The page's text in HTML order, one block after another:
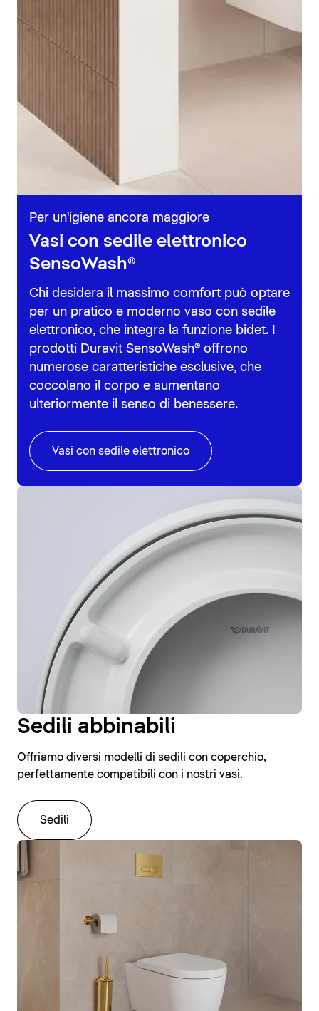
Per un'igiene ancora maggiore
Vasi con sedile elettronico
SensoWash®
Chi desidera il massimo comfort può optare
per un pratico e moderno vaso con sedile
elettronico, che integra la funzione bidet. I
prodotti Duravit SensoWash® offrono
numerose caratteristiche esclusive, che
coccolano il corpo e aumentano
ulteriormente il senso di benessere.
Vasi con sedile elettronico
Sedili abbinabili
Offriamo diversi modelli di sedili con coperchio,
perfettamente compatibili con i nostri vasi.
Sedili